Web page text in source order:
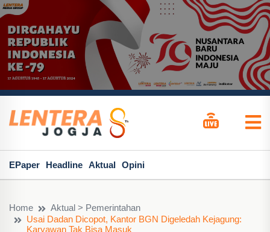
EPaper Headline Aktual Opini
Home
Aktual > Pemerintahan
Usai Dadan Dicopot, Kantor BGN Digeledah Kejagung:
Karyawan Tak Bisa Masuk